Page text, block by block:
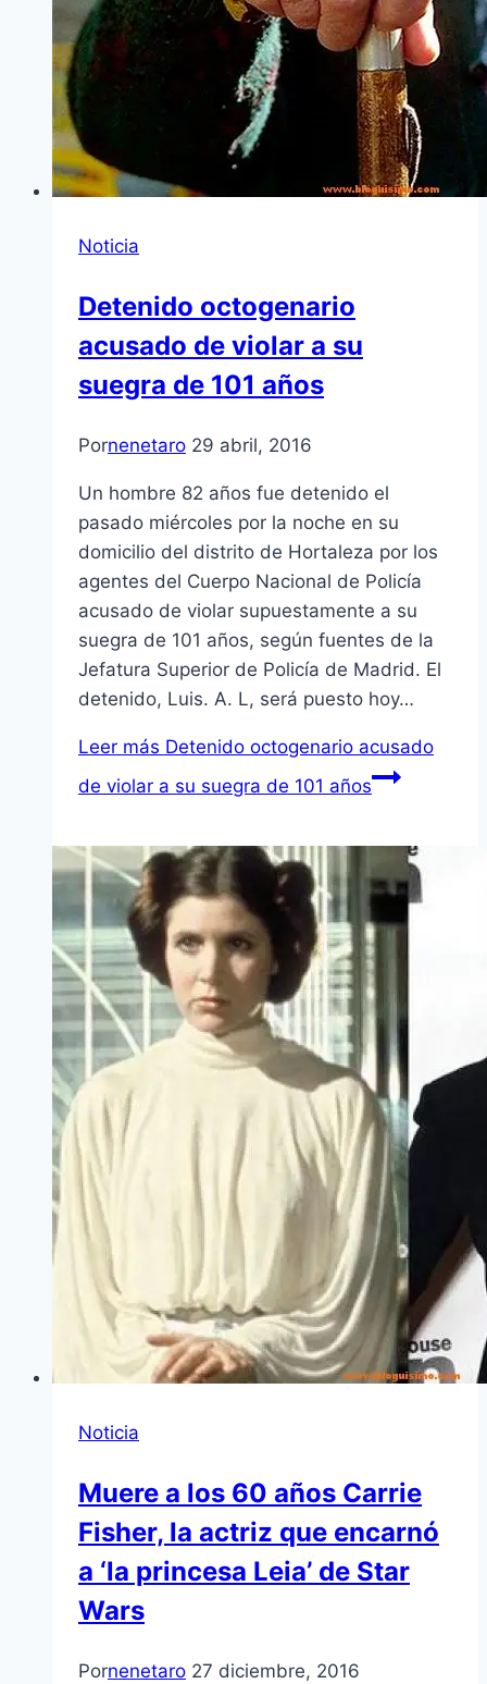
Noticia
Detenido octogenario
acusado de violar a su
suegra de 101 años
Pornenetaro 29 abril, 2016
Un hombre 82 años fue detenido el
pasado miércoles por la noche en su
domicilio del distrito de Hortaleza por los
agentes del Cuerpo Nacional de Policía
acusado de violar supuestamente a su
suegra de 101 años, según fuentes de la
Jefatura Superior de Policía de Madrid. El
detenido, Luis. A. L, será puesto hoy…
Leer más Detenido octogenario acusado
de violar a su suegra de 101 años
Noticia
Muere a los 60 años Carrie
Fisher, la actriz que encarnó
a ‘la princesa Leia’ de Star
Wars
Pornenetaro 27 diciembre, 2016